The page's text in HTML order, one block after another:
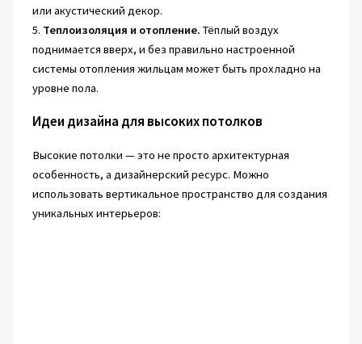
или акустический декор.
5. Теплоизоляция и отопление. Тёплый воздух
поднимается вверх, и без правильно настроенной
системы отопления жильцам может быть прохладно на
уровне пола.
Идеи дизайна для высоких потолков
Высокие потолки — это не просто архитектурная
особенность, а дизайнерский ресурс. Можно
использовать вертикальное пространство для создания
уникальных интерьеров: